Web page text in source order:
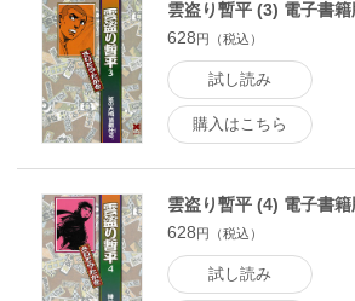
雲盗り暫平 (3) 電子書籍
628円（税込）
試し読み
購入はこちら
雲盗り暫平 (4) 電子書籍
628 円（税込）
試し読み